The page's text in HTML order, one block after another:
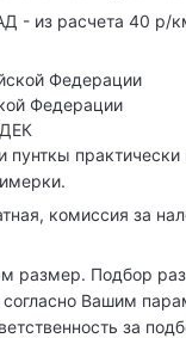
- из расчета 40 р/
Федерации
пунткы
комиссия за
размер. Подбор
согласно Вашим
за